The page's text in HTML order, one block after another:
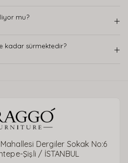
mu? +
kadar sürmektedir? +
Dergiler Sokak No:6
Şişli / İSTANBUL